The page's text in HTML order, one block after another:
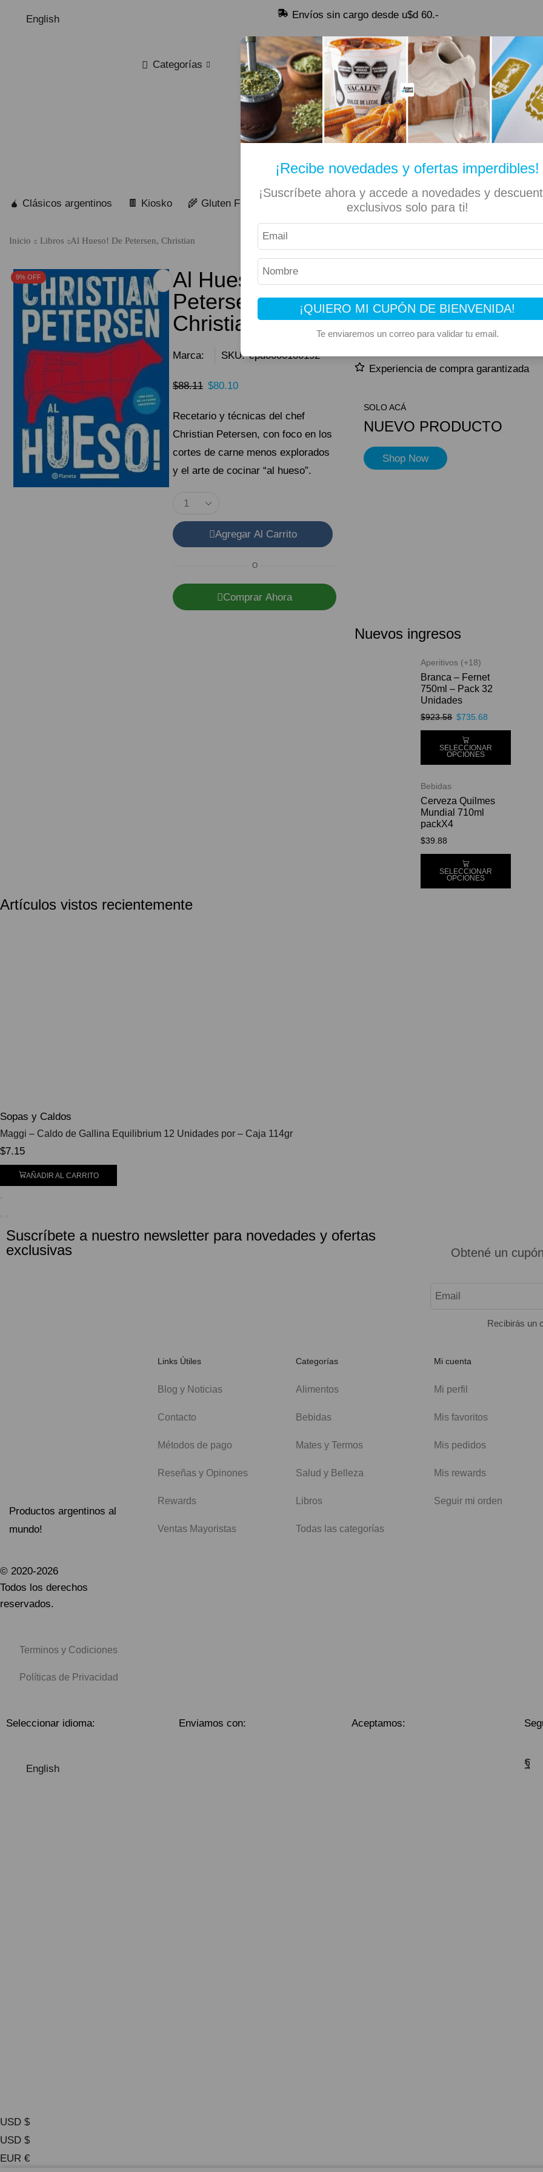
¡Recibe novedades y ofertas imperdibles!
¡Suscríbete ahora y accede a novedades y
exclusivos solo para ti!
¡QUIERO MI CUPÓN DE BIENVENIDA!
Te enviaremos un correo para validar tu email.
English Envíos sin cargo desde u$d 60.-
Categorías 🔥 Alfajores y Golosinas
🧉 Clásicos argentinos 🍫 Kiosko 🌾 Gluten Free 📚 Libros 🏷️ Todas las categorías
Inicio Libros Al Hueso! De Petersen, Christian
9% OFF
Al Hueso! De
Petersen,
Christian
Marca: SKU: cpd0000100192
$88.11 $80.10
Recetario y técnicas del chef
Christian Petersen, con foco en los
cortes de carne menos explorados
y el arte de cocinar “al hueso”.
Agregar Al Carrito
O
Comprar Ahora
Este producto suma 1 Rewards
Compra segura
Experiencia de compra garantizada
SOLO ACÁ
NUEVO PRODUCTO
Shop Now
Nuevos ingresos
Aperitivos (+18)
Branca – Fernet
750ml – Pack 32
Unidades
$923.58 $735.68
SELECCIONAR
OPCIONES
Bebidas
Cerveza Quilmes
Mundial 710ml
packX4
$39.88
SELECCIONAR
OPCIONES
Artículos vistos recientemente
Sopas y Caldos
Maggi – Caldo de Gallina Equilibrium 12 Unidades por – Caja 114gr
$7.15
AÑADIR AL CARRITO
Suscríbete a nuestro newsletter para novedades y ofertas
exclusivas
Obtené un
Recibirás un
Productos argentinos al
mundo!
© 2020-2026
Todos los derechos
reservados.
Terminos y Codiciones
Políticas de Privacidad
Links Útiles
Blog y Noticias
Contacto
Métodos de pago
Reseñas y Opinones
Rewards
Ventas Mayoristas
Categorías
Alimentos
Bebidas
Mates y Termos
Salud y Belleza
Libros
Todas las categorías
Mi cuenta
Mi perfil
Mis favoritos
Mis pedidos
Mis rewards
Seguir mi orden
Seleccionar idioma:
English
Enviamos con: Aceptamos:
USD $
USD $
EUR €